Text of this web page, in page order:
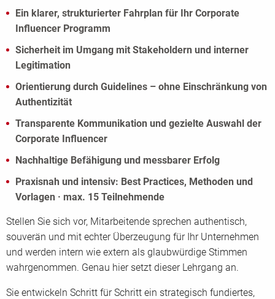
Ein klarer, strukturierter Fahrplan für Ihr Corporate
Influencer Programm
Sicherheit im Umgang mit Stakeholdern und interner
Legitimation
Orientierung durch Guidelines – ohne Einschränkung von
Authentizität
Transparente Kommunikation und gezielte Auswahl der
Corporate Influencer
Nachhaltige Befähigung und messbarer Erfolg
Praxisnah und intensiv: Best Practices, Methoden und
Vorlagen · max. 15 Teilnehmende
Stellen Sie sich vor, Mitarbeitende sprechen authentisch,
souverän und mit echter Überzeugung für Ihr Unternehmen
und werden intern wie extern als glaubwürdige Stimmen
wahrgenommen. Genau hier setzt dieser Lehrgang an.
Sie entwickeln Schritt für Schritt ein strategisch fundiertes,